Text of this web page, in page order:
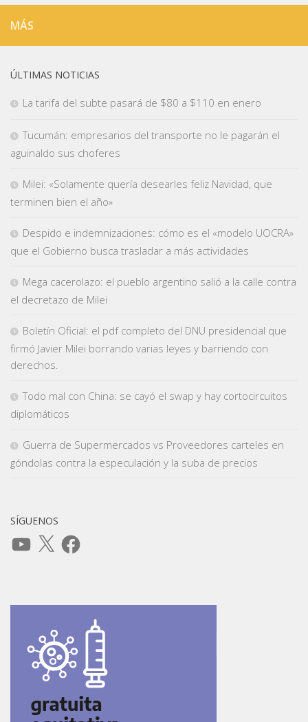
MÁS
ÚLTIMAS NOTICIAS
La tarifa del subte pasará de $80 a $110 en enero
Tucumán: empresarios del transporte no le pagarán el
aguinaldo sus choferes
Milei: «Solamente quería desearles feliz Navidad, que
terminen bien el año»
Despido e indemnizaciones: cómo es el «modelo UOCRA»
que el Gobierno busca trasladar a más actividades
Mega cacerolazo: el pueblo argentino salió a la calle contra
el decretazo de Milei
Boletín Oficial: el pdf completo del DNU presidencial que
firmó Javier Milei borrando varias leyes y barriendo con
derechos.
Todo mal con China: se cayó el swap y hay cortocircuitos
diplomáticos
Guerra de Supermercados vs Proveedores carteles en
góndolas contra la especulación y la suba de precios
SÍGUENOS
YouTube
X Facebook